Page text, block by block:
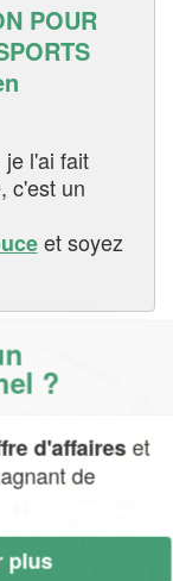
POUR
l'ai fait
c'est un
et soyez
?
d'affaireset
de